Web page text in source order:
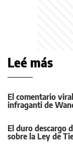
Leé más
El comentario
infraganti de
El duro descargo
sobre la Ley de